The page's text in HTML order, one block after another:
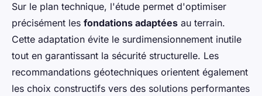
Sur le plan technique, l'étude permet d'optimiser
précisément les fondations adaptées au terrain.
Cette adaptation évite le surdimensionnement inutile
tout en garantissant la sécurité structurelle. Les
recommandations géotechniques orientent également
les choix constructifs vers des solutions performantes